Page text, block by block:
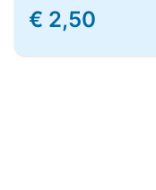
€ 2,50